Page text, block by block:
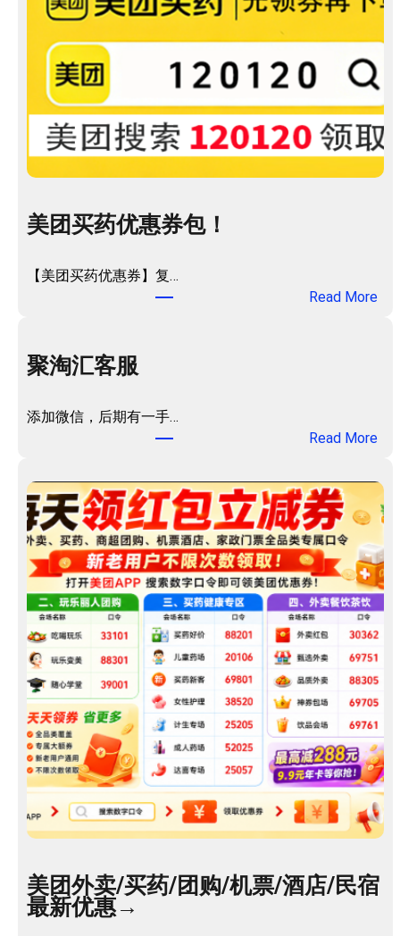
美团买药优惠券包！
【美团买药优惠券】复…
Read More：
券
！
聚淘汇客服
添加微信，后期有一手…
Read More：
淘
汇
客
服
美团外卖/买药/团购/机票/酒店/民宿
最新优惠→